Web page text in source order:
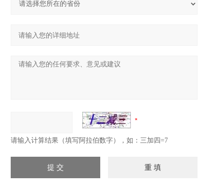
请输入计算结果（填写阿拉伯数字），如：三加四=7